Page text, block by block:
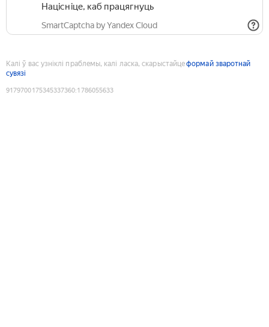
Націсніце, каб працягнуць
SmartCaptcha by Yandex Cloud
Калі ў вас узніклі праблемы, калі ласка, скарыстайцеформай зваротнай
сувязі
9179700175345337360:1786055633